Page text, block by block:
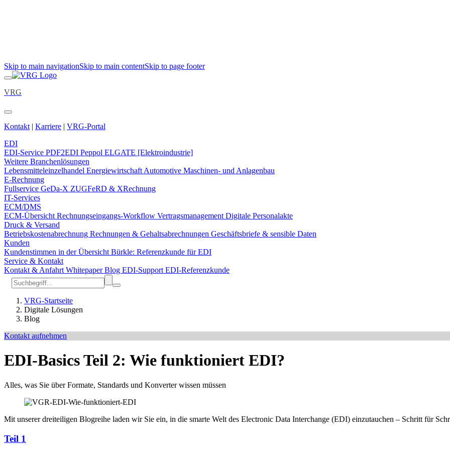
Skip to main navigationSkip to main contentSkip to page footer
VRG
Kontakt | Karriere | VRG-Portal
EDI
EDI-Service PDF2EDI Peppol ELGATE [Elektroindustrie]
Weitere Branchenlösungen
Lebensmitteleinzelhandel Energiewirtschaft Automotive Maschinen- und Anlagenbau
E-Rechnung
Fullservice GeDa-X ZUGFeRD & XRechnung
IT-Services
ECM/DMS
ECM-Übersicht Rechnungseingangs-Workflow Vertragsmanagement Digitale Personalakte
Druck & Versand
Betriebskostenabrechnung Rechnungen & Gehaltsabrechnungen Geschäftsbriefe & sensible Daten
Kunden
Kundenstimmen in der Übersicht Bürkle: Referenzkunde für EDI
Service & Kontakt
Kontakt & Anfahrt WhitepaperBlog EDI-Support EDI-Referenzkunde
VRG-Startseite
Digitale Lösungen
Blog
Kontakt aufnehmen
EDI-Basics Teil 2: Wie funktioniert EDI?
Alles, was Sie über Formate, Standards und Konverter wissen müssen
Mit unserer dreiteiligen Blogreihe laden wir Sie ein, in die smarte Welt des Electronic Data Interchange (EDI) einzutauchen – Schritt für
Teil 1